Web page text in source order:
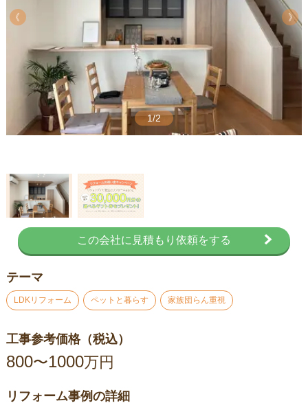
1/2
《
《
この会社に見積もり依頼をする
テーマ
LDKリフォーム ペットと暮らす 家族団らん重視
工事参考価格（税込）
800〜1000万円
リフォーム事例の詳細